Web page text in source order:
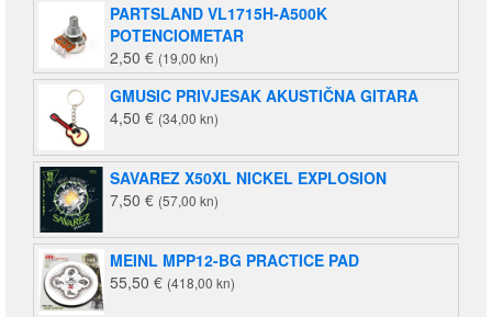
PARTSLAND VL1715H-A500K
POTENCIOMETAR
2,50 € (19,00 kn)
GMUSIC PRIVJESAK AKUSTIČNA GITARA
4,50 € (34,00 kn)
SAVAREZ X50XL NICKEL EXPLOSION
7,50 € (57,00 kn)
MEINL MPP12-BG PRACTICE PAD
55,50 € (418,00 kn)